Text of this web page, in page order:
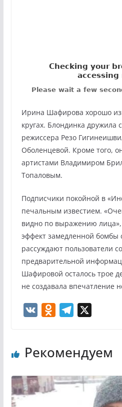
Ирина Шафирова хорошо
кругах. Блондинка
режиссера Резо
Оболенцевой. Кроме того,
артистами Владимиром
Топаловым.
Подписчики покойной в
печальным известием.
видно по выражению лица»,
эффект замедленной бомбы
рассуждают пользователи
предварительной
Шафировой осталось трое
не создавала впечатление
o
l
a
e
r
Рекомендуем